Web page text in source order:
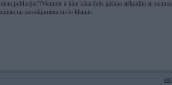
publicējis??Vienmēr ir kāut kāda žults gāšana atšķaidīta ar pieturas
un pierādijumiem un šo klaunu.
#85